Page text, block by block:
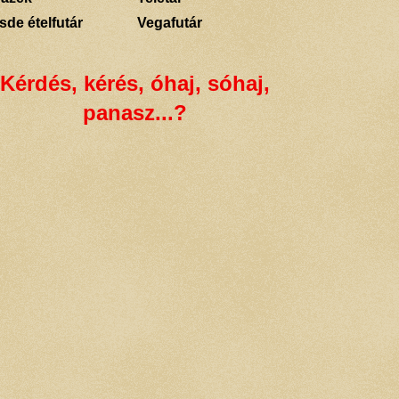
ételfutár
Vegafutár
Kérdés, kérés, óhaj, sóhaj,
panasz...?